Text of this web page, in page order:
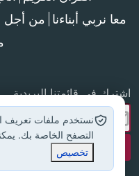
معا نربي أبناءنا من أجل
اشترك في قائمتنا البريدية
نستخدم ملفات تعريف
التصفح الخاصة بك.
تخصيص